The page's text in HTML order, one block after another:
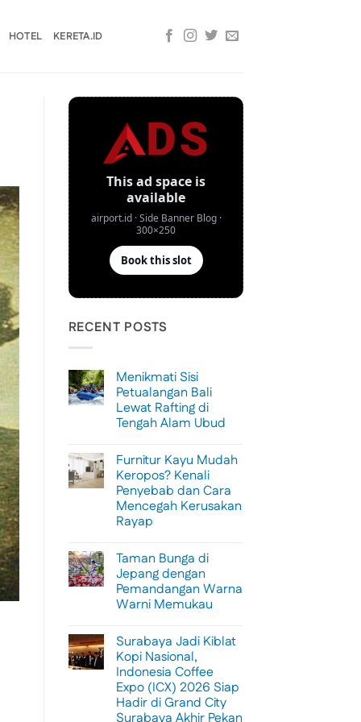
HOTEL KERETA.ID
RECENT POSTS
Menikmati Sisi
Petualangan Bali
Lewat Rafting di
Tengah Alam Ubud
on
Menikmati
Sisi
Petualangan
Bali
Lewat
Rafting
Alam
Ubud
Furnitur Kayu Mudah
Keropos? Kenali
Penyebab dan Cara
Mencegah Kerusakan
Rayap
on
Furnitur
Kayu
Mudah
Keropos?
Kenali
Cara
Mencegah
Kerusakan
Rayap
Taman Bunga di
Jepang dengan
Pemandangan Warna
Warni Memukau
on
Taman
Bunga
di
Jepang
dengan
Pemandangan
Warna
Surabaya Jadi Kiblat
Kopi Nasional,
Indonesia Coffee
Expo (ICX) 2026 Siap
Hadir di Grand City
Surabaya Akhir Pekan